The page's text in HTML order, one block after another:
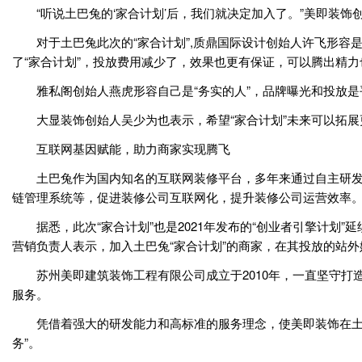
“听说土巴兔的‘家合计划’后，我们就决定加入了。”美即装
对于土巴兔此次的“家合计划”,质鼎国际设计创始人许飞形容
了“家合计划”，投放费用减少了，效果也更有保证，可以腾出精
雅私阁创始人燕虎形容自己是“务实的人”，品牌曝光和投放是
大显装饰创始人吴少为也表示，希望“家合计划”未来可以拓
互联网基因赋能，助力商家实现腾飞
土巴兔作为国内知名的互联网装修平台，多年来通过自主研
链管理系统等，促进装修公司互联网化，提升装修公司运营效率
据悉，此次“家合计划”也是2021年发布的“创业者引擎计划”
营销负责人表示，加入土巴兔“家合计划”的商家，在其投放的站
苏州美即建筑装饰工程有限公司成立于2010年，一直坚守打
服务。
凭借着强大的研发能力和高标准的服务理念，使美即装饰在
务”。